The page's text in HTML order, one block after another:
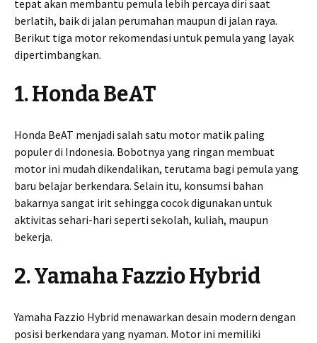
tepat akan membantu pemula lebih percaya diri saat
berlatih, baik di jalan perumahan maupun di jalan raya.
Berikut tiga motor rekomendasi untuk pemula yang layak
dipertimbangkan.
1. Honda BeAT
Honda BeAT menjadi salah satu motor matik paling
populer di Indonesia. Bobotnya yang ringan membuat
motor ini mudah dikendalikan, terutama bagi pemula yang
baru belajar berkendara. Selain itu, konsumsi bahan
bakarnya sangat irit sehingga cocok digunakan untuk
aktivitas sehari-hari seperti sekolah, kuliah, maupun
bekerja.
2. Yamaha Fazzio Hybrid
Yamaha Fazzio Hybrid menawarkan desain modern dengan
posisi berkendara yang nyaman. Motor ini memiliki